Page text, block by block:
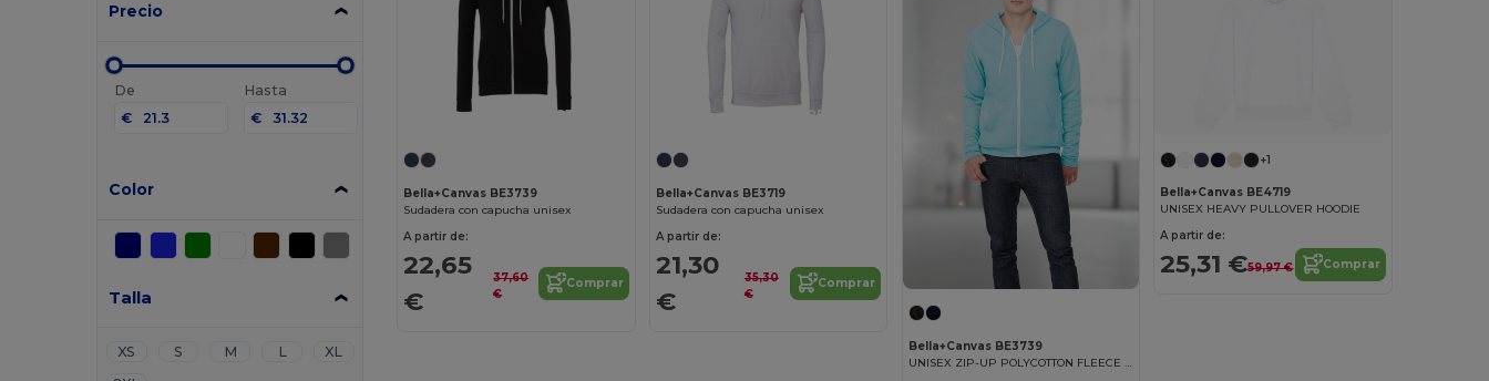
Precio
De
€
Hasta
€
Color
Talla
XS S M L
XL
¡Personalízalo!
Bella+Canvas BE3739
Sudadera con capucha unisex
A partir de:
22,65
€
37,60
€
Comprar
¡Personalízalo!
Bella+Canvas BE3719
Sudadera con capucha unisex
A partir de:
21,30
€
35,30
€
Comprar
Bella+Canvas BE3739
UNISEX ZIP-UP POLYCOTTON FLEECE HOODIE Sudadera Con Cremallera Hombre
+1
Bella+Canvas BE4719
UNISEX HEAVY PULLOVER HOODIE
A partir de:
25,31 €59,97 € Comprar